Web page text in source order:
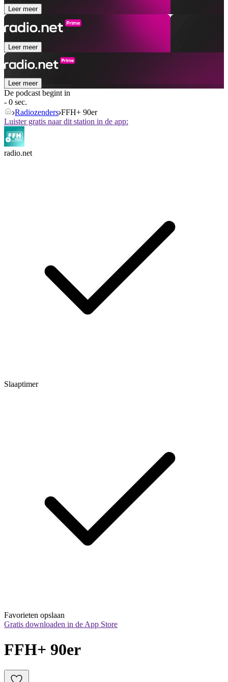
Leer meer
Leer meer
Leer meer
De podcast begint in
- 0 sec.
Radiozenders FFH+ 90er
Luister gratis naar dit station in de app:
radio.net
Slaaptimer
Favorieten opslaan
Gratis downloaden in de App Store
FFH+ 90er